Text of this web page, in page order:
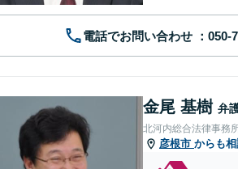
電話でお問い合わせ
金尾 基樹 弁
北河内総合法律事務
彦根市 からも